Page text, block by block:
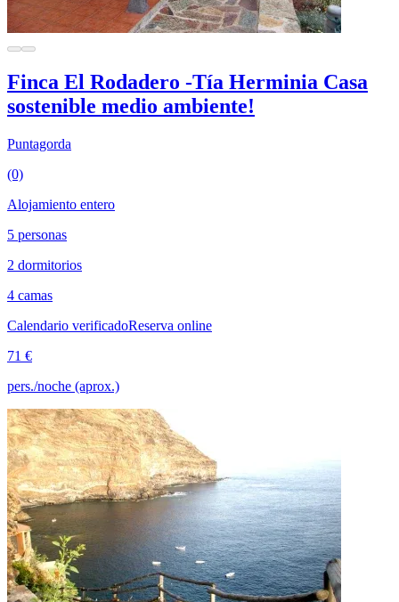
Finca El Rodadero -Tía Herminia Casa
sostenible medio ambiente!
Puntagorda
(0)
Alojamiento entero
5 personas
2 dormitorios
4 camas
Calendario verificadoReserva online
71 €
pers./noche (aprox.)